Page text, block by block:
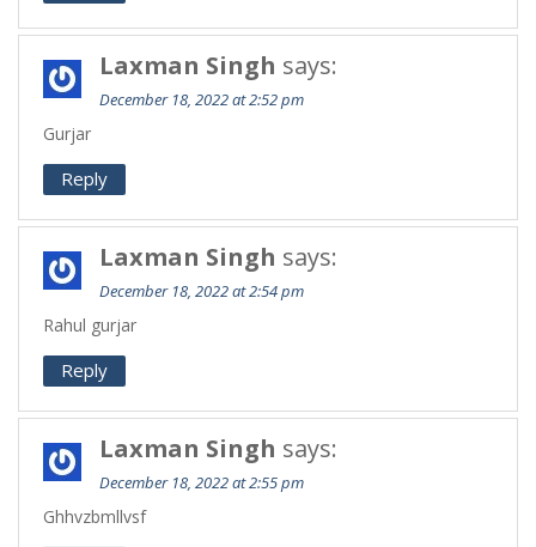
Laxman Singh says:
December 18, 2022 at 2:52 pm
Gurjar
Reply
Laxman Singh says:
December 18, 2022 at 2:54 pm
Rahul gurjar
Reply
Laxman Singh says:
December 18, 2022 at 2:55 pm
Ghhvzbmllvsf